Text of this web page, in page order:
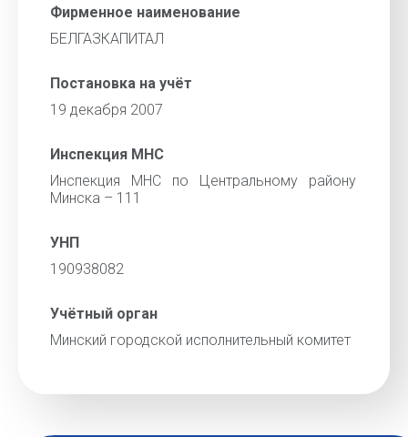
Фирменное наименование
БЕЛГАЗКАПИТАЛ
Постановка на учёт
19 декабря 2007
Инспекция МНС
Инспекция МНС по Центральному району
Минска – 111
УНП
190938082
Учётный орган
Минский городской исполнительный комитет